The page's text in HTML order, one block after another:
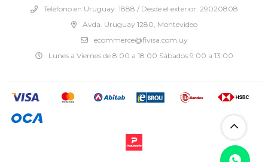
Teléfono en Uruguay: 1888 / Desde el exterior: 29020808
Avda. Uruguay 1280, Montevideo
ecommerce@fivisa.com.uy
Lunes a Viernes de 8:00 a 18:00 Sábados 9:00 a 13:00